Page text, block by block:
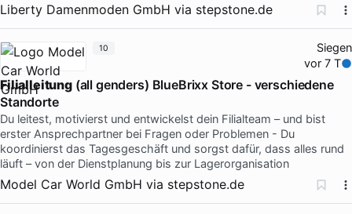
Liberty Damenmoden GmbH via stepstone.de
Siegen
vor 7 T
Filialleitung(all genders) BlueBrixx Store - verschiedene
Standorte
Du leitest, motivierst und entwickelst dein Filialteam – und bist
erster Ansprechpartner bei Fragen oder Problemen - Du
koordinierst das Tagesgeschäft und sorgst dafür, dass alles rund
läuft – von der Dienstplanung bis zur Lagerorganisation
Model Car World GmbH via stepstone.de
10